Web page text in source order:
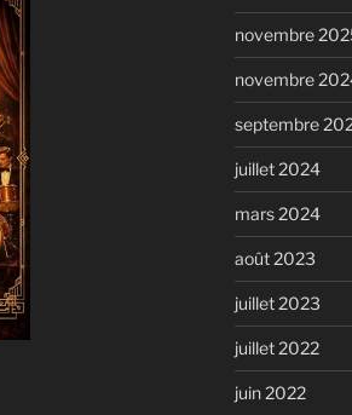
novembre
novembre
septembre
juillet 2024
mars 2024
août 2023
juillet 2023
juillet 2022
juin 2022